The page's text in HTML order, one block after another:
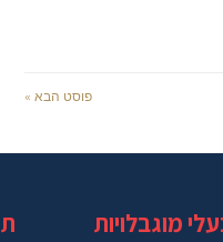
פוסט הבא »
מוגבלויות